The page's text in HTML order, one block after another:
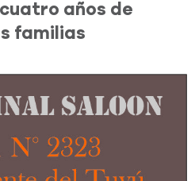
años de
familias